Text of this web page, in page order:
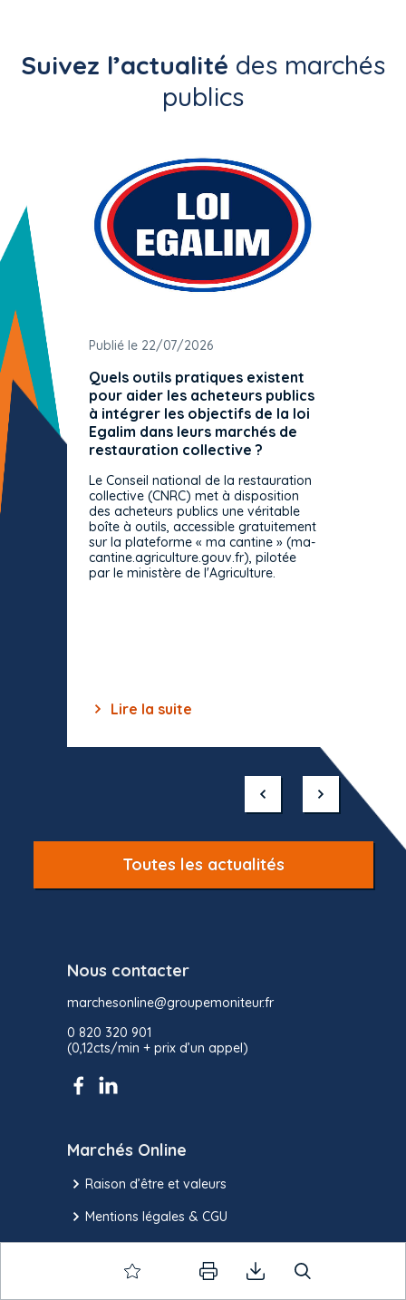
Suivez l’actualité des marchés
publics
Publié le 22/07/2026
Quels outils pratiques existent
pour aider les acheteurs publics
à intégrer les objectifs de la loi
Egalim dans leurs marchés de
restauration collective ?
Le Conseil national de la restauration
collective (CNRC) met à disposition
des acheteurs publics une véritable
boîte à outils, accessible gratuitement
sur la plateforme « ma cantine » (ma-
cantine.agriculture.gouv.fr), pilotée
par le ministère de l'Agriculture.
Lire la suite
Toutes les actualités
Nous contacter
marchesonline@groupemoniteur.fr
0 820 320 901
(0,12cts/min + prix d’un appel)
Marchés Online
Raison d’être et valeurs
Mentions légales & CGU
Politique de confidentialité